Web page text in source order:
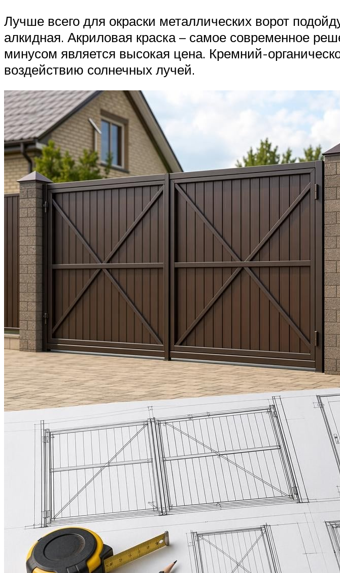
Лучше всего для окраски металлических ворот
алкидная. Акриловая краска – самое современное
минусом является высокая цена. Кремний-
воздействию солнечных лучей.